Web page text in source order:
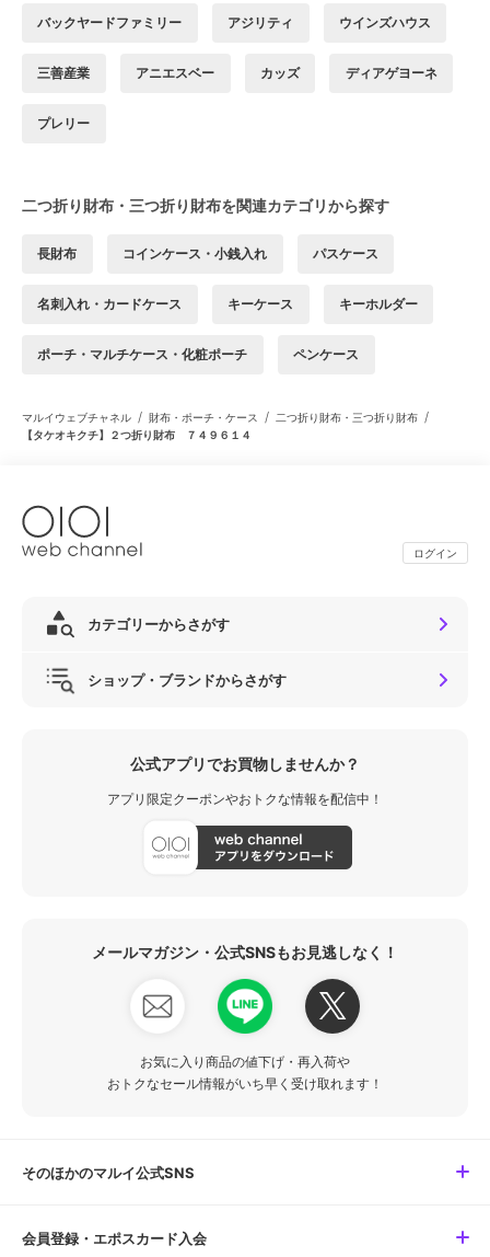
バックヤードファミリー アジリティ ウインズハウス
三善産業 アニエスベー カッズ ディアゲヨーネ
プレリー
二つ折り財布・三つ折り財布を関連カテゴリから探す
長財布 コインケース・小銭入れ パスケース
名刺入れ・カードケース キーケース キーホルダー
ポーチ・マルチケース・化粧ポーチ ペンケース
マルイウェブチャネル / 財布・ポーチ・ケース / 二つ折り財布・三つ折り財布 /
【タケオキクチ】２つ折り財布 ７４９６１４
ログイン
カテゴリーからさがす
ショップ・ブランドからさがす
公式アプリでお買物しませんか？
アプリ限定クーポンやおトクな情報を配信中！
メールマガジン・公式SNSもお見逃しなく！
お気に入り商品の値下げ・再入荷や
おトクなセール情報がいち早く受け取れます！
そのほかのマルイ公式SNS
会員登録・エポスカード入会